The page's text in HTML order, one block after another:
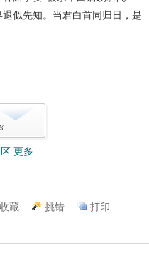
似先知。当君白首同归日，是
更多
收藏 挑错 打印